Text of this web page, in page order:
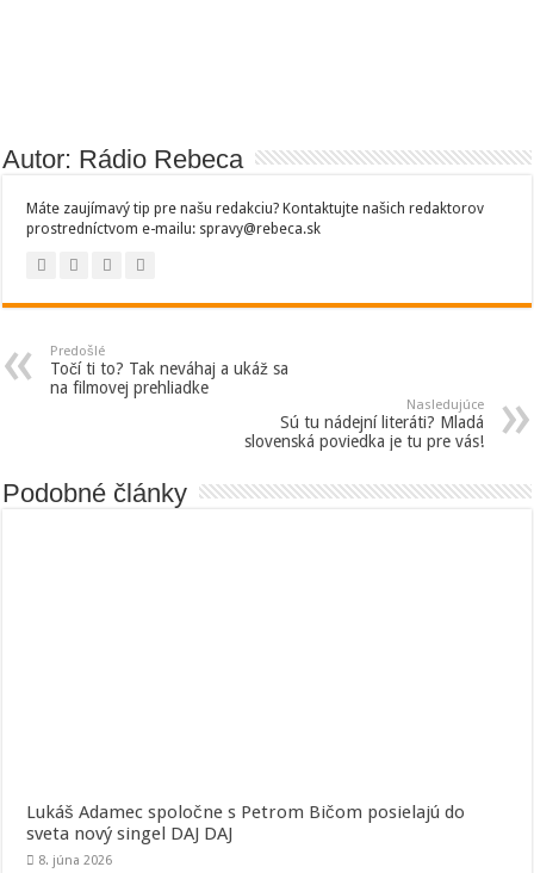
Autor: Rádio Rebeca
Máte zaujímavý tip pre našu redakciu? Kontaktujte našich redaktorov
prostredníctvom e-mailu: spravy@rebeca.sk
Predošlé
Točí ti to? Tak neváhaj a ukáž sa
na filmovej prehliadke
Nasledujúce
Sú tu nádejní literáti? Mladá
slovenská poviedka je tu pre vás!
Podobné články
Lukáš Adamec spoločne s Petrom Bičom posielajú do
sveta nový singel DAJ DAJ
8. júna 2026